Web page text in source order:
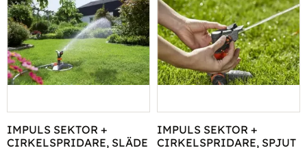
IMPULS SEKTOR +
CIRKELSPRIDARE, SLÄDE
IMPULS SEKTOR +
CIRKELSPRIDARE, SPJUT